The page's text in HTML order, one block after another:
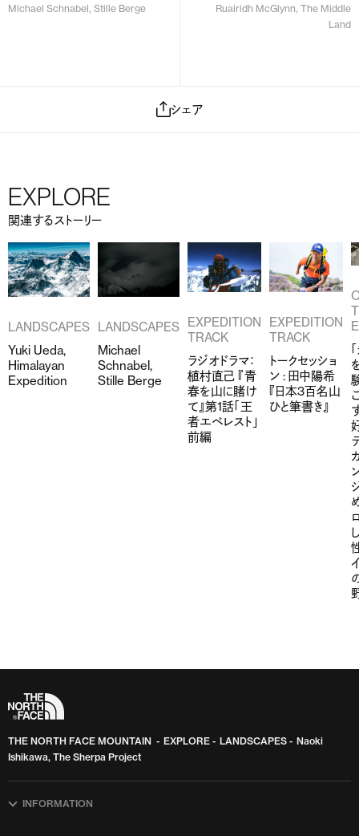
Michael Schnabel, Stille Berge
Ruairidh McGlynn, The Middle
Land
シェア
EXPLORE
関連するストーリー
LANDSCAPES
Yuki Ueda,
Himalayan
Expedition
LANDSCAPES
Michael
Schnabel,
Stille Berge
EXPEDITION
TRACK
ラジオドラマ：
植村直己 『青
春を山に賭け
て』第1話「王
者エベレスト」
前編
EXPEDITION
TRACK
トークセッショ
ン : 田中陽希
『日本3百名山
ひと筆書き』
THE NORTH FACE MOUNTAIN EXPLORE LANDSCAPES
Naoki
Ishikawa, The Sherpa Project
INFORMATION